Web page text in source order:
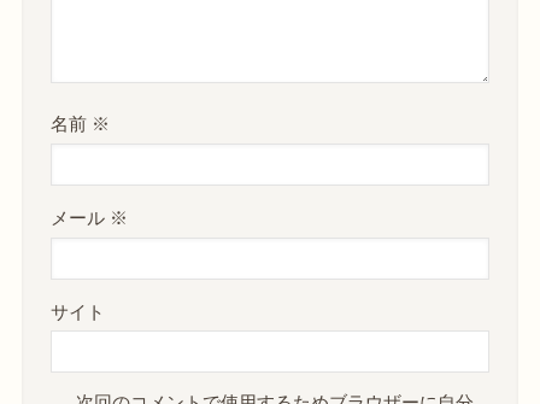
名前 ※
メール ※
サイト